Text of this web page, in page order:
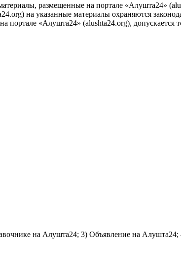
размещенные на портале «Алушта24»
на указанные материалы охраняются
«Алушта24» (alushta24.org), допускается
на Алушта24; 3) Объявление на